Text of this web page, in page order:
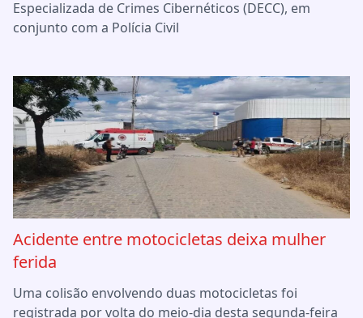
Especializada de Crimes Cibernéticos (DECC), em
conjunto com a Polícia Civil
Acidente entre motocicletas deixa mulher
ferida
Uma colisão envolvendo duas motocicletas foi
registrada por volta do meio-dia desta segunda-feira